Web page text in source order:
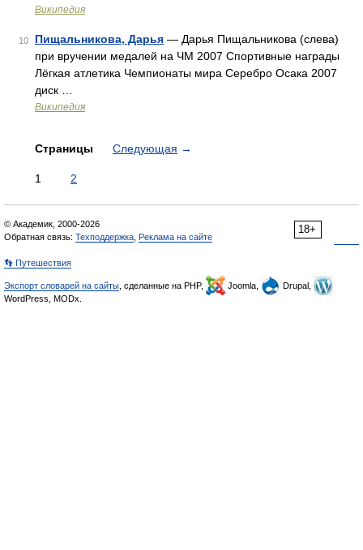
Википедия
10 Пищальникова, Дарья — Дарья Пищальникова (слева)
при вручении медалей на ЧМ 2007 Спортивные награды
Лёгкая атлетика Чемпионаты мира Серебро Осака 2007
диск …
Википедия
Страницы Следующая →
1 2
18+
© Академик, 2000-2026
Обратная связь: Техподдержка Реклама на сайте
👣 Путешествия
Экспорт словарей на сайты , сделанные на PHP, Joomla,
Drupal,
WordPress, MODx.